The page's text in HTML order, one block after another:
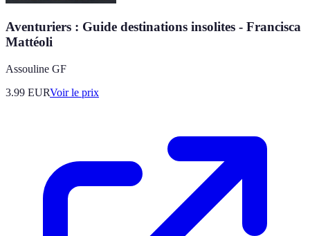
Aventuriers : Guide destinations insolites - Francisca
Mattéoli
Assouline GF
3.99 EURVoir le prix